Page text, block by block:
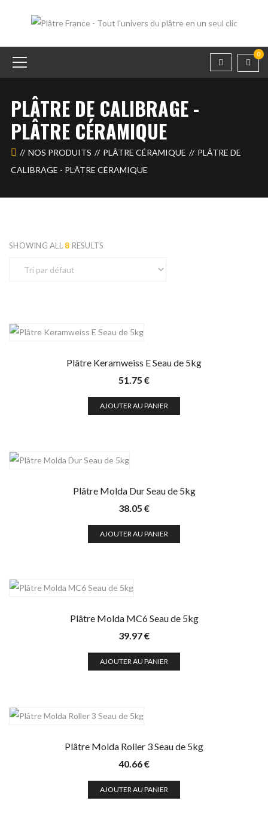
0
PLÂTRE DE CALIBRAGE -
PLÂTRE CÉRAMIQUE
NOS PRODUITS PLÂTRE CÉRAMIQUE
PLÂTRE DE
CALIBRAGE - PLÂTRE CÉRAMIQUE
SHOWING ALL 8 RESULTS
Plâtre Keramweiss E Seau de 5kg
51.75 €
AJOUTER AU PANIER
Plâtre Molda Dur Seau de 5kg
38.05 €
AJOUTER AU PANIER
Plâtre Molda MC6 Seau de 5kg
39.97€
AJOUTER AU PANIER
Plâtre Molda Roller 3 Seau de 5kg
40.66€
AJOUTER AU PANIER